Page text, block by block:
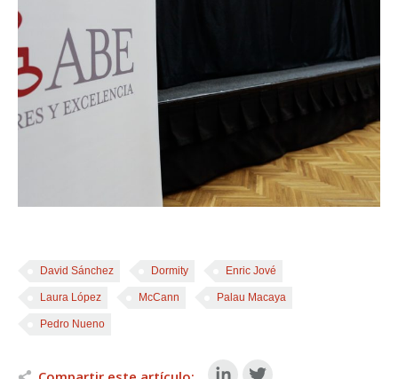
David Sánchez Dormity Enric Jové
Laura López McCann Palau Macaya
Pedro Nueno